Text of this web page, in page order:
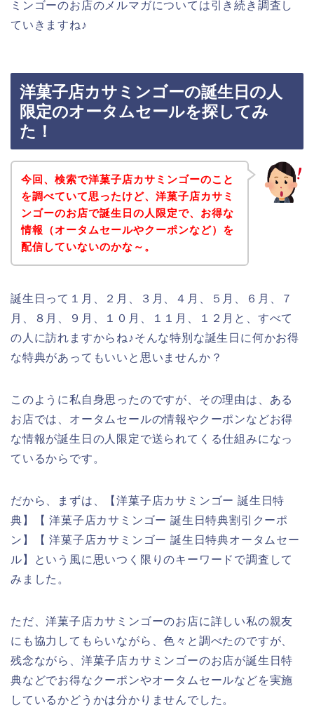
ミンゴーのお店のメルマガについては引き続き調査し
ていきますね♪
洋菓子店カサミンゴーの誕生日の人
限定のオータムセールを探してみ
た！
今回、検索で洋菓子店カサミンゴーのこと
を調べていて思ったけど、洋菓子店カサミ
ンゴーのお店で誕生日の人限定で、お得な
情報（オータムセールやクーポンなど）を
配信していないのかな～。
誕生日って１月、２月、３月、４月、５月、６月、７
月、８月、９月、１０月、１１月、１２月と、すべて
の人に訪れますからね♪そんな特別な誕生日に何かお得
な特典があってもいいと思いませんか？
このように私自身思ったのですが、その理由は、ある
お店では、オータムセールの情報やクーポンなどお得
な情報が誕生日の人限定で送られてくる仕組みになっ
ているからです。
だから、まずは、【洋菓子店カサミンゴー 誕生日特
典】【 洋菓子店カサミンゴー 誕生日特典割引クーポ
ン】【 洋菓子店カサミンゴー 誕生日特典オータムセー
ル】という風に思いつく限りのキーワードで調査して
みました。
ただ、洋菓子店カサミンゴーのお店に詳しい私の親友
にも協力してもらいながら、色々と調べたのですが、
残念ながら、洋菓子店カサミンゴーのお店が誕生日特
典などでお得なクーポンやオータムセールなどを実施
しているかどうかは分かりませんでした。